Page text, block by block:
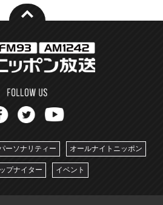
ーソナリティー オールナイトニッポン
プナイター イベント